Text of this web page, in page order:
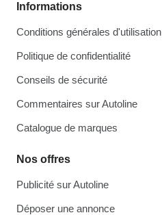
Informations
Conditions générales d'utilisation
Politique de confidentialité
Conseils de sécurité
Commentaires sur Autoline
Catalogue de marques
Nos offres
Publicité sur Autoline
Déposer une annonce